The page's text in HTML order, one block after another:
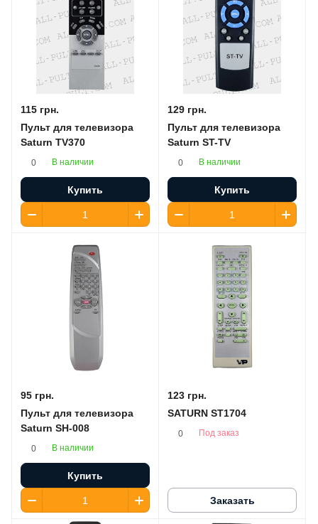
115 грн.
Пульт для телевизора
Saturn TV370
0 В наличии
Купить
129 грн.
Пульт для телевизора
Saturn ST-TV
0 В наличии
Купить
95 грн.
Пульт для телевизора
Saturn SH-008
0 В наличии
Купить
123 грн.
SATURN ST1704
0 Под заказ
Заказать